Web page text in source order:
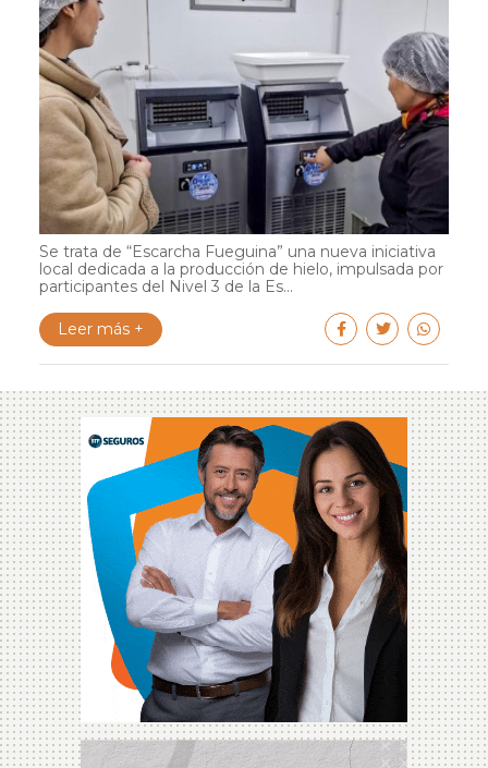
Se trata de “Escarcha Fueguina” una nueva iniciativa
local dedicada a la producción de hielo, impulsada por
participantes del Nivel 3 de la Es...
Leer más +